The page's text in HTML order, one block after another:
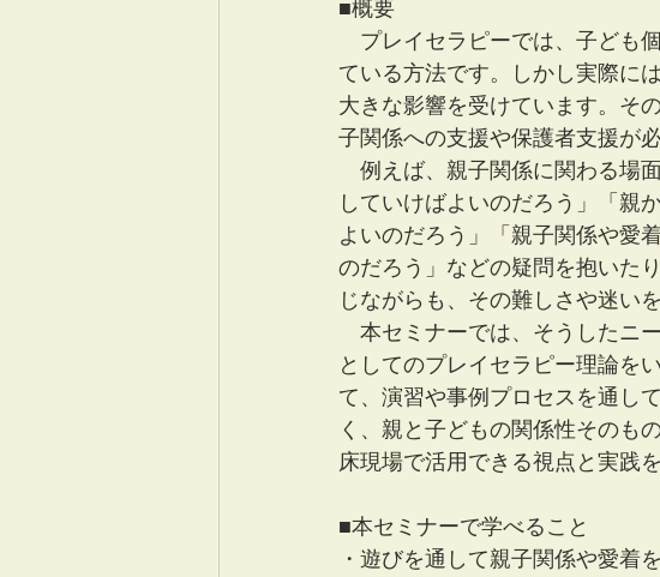
■概要
プレイセラピーでは、子ども
ている方法です。しかし実際に
大きな影響を受けています。そ
子関係への支援や保護者支援が
例えば、親子関係に関わる場
していけばよいのだろう」「親
よいのだろう」「親子関係や愛
のだろう」などの疑問を抱いた
じながらも、その難しさや迷い
本セミナーでは、そうしたニ
としてのプレイセラピー理論を
て、演習や事例プロセスを通し
く、親と子どもの関係性そのも
床現場で活用できる視点と実践
■本セミナーで学べること
・遊びを通して親子関係や愛着